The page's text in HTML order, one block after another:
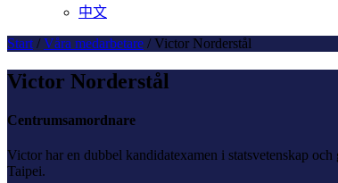
中文
Start / Våra medarbetare / Victor Norderstål
Victor Norderstål
Centrumsamordnare
Victor har en dubbel kandidatexamen i statsvetenskap
Taipei.